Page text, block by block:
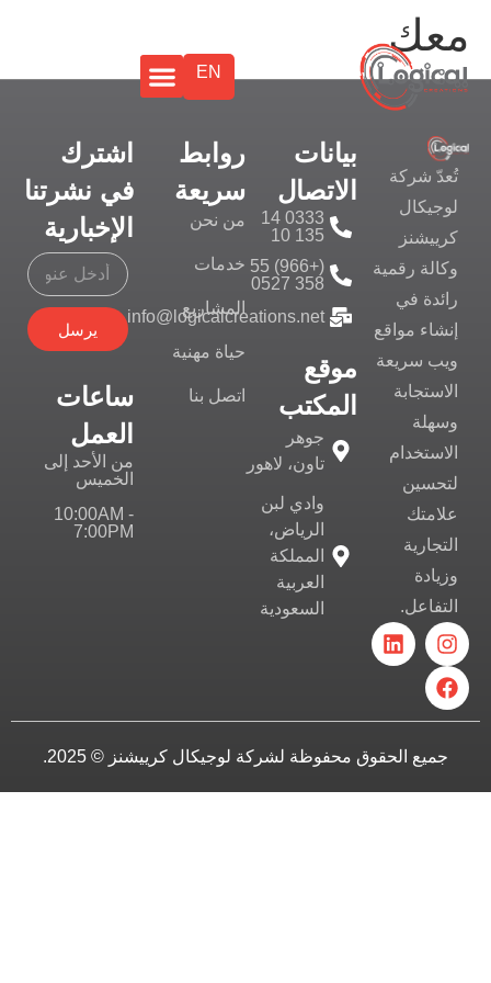
EN
معك
تُعدّ شركة
لوجيكال
كرييشنز
وكالة رقمية
رائدة في
إنشاء مواقع
ويب سريعة
الاستجابة
وسهلة
الاستخدام
لتحسين
علامتك
التجارية
وزيادة
التفاعل.
بيانات
الاتصال
0333 14
135 10
(+966) 55
358 0527
info@logicalcreations.net
موقع
المكتب
جوهر
تاون، لاهور
وادي لبن
الرياض،
المملكة
العربية
السعودية
روابط
سريعة
من نحن
خدمات
المشاريع
حياة مهنية
اتصل بنا
اشترك
في نشرتنا
الإخبارية
يرسل
ساعات
العمل
من الأحد إلى
الخميس
10:00AM -
7:00PM
جميع الحقوق محفوظة لشركة لوجيكال كرييشنز © 2025.